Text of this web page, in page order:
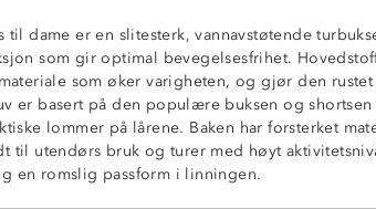
til dame er en slitesterk, vannavstøtende
som gir optimal bevegelsesfrihet.
som øker varigheten, og gjør den
er basert på den populære buksen og shortsen
lommer på lårene. Baken har forsterket
til utendørs bruk og turer med høyt
en romslig passform i linningen.
på låret
i benåpningen
på baken